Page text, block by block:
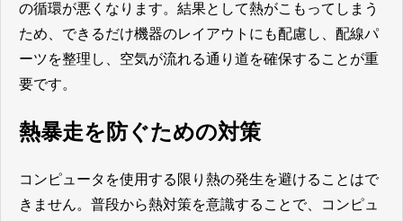
の循環が悪くなります。結果として熱がこもってしまう
ため、できるだけ機器のレイアウトにも配慮し、配線パ
ーツを整理し、空気が流れる通り道を確保することが重
要です。
熱暴走を防ぐための対策
コンピュータを使用する限り熱の発生を避けることはで
きません。普段から熱対策を意識することで、コンピュ